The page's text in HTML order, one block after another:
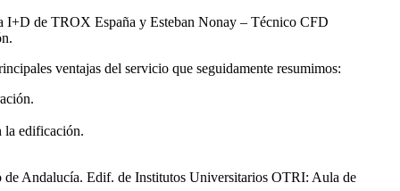
I+D de TROX España y Esteban Nonay – Técnico CFD
ventajas del servicio que seguidamente resumimos:
la edificación.
Andalucía. Edif. de Institutos Universitarios OTRI: Aula de